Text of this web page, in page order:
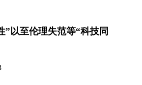
”以至伦理失范等“科技同